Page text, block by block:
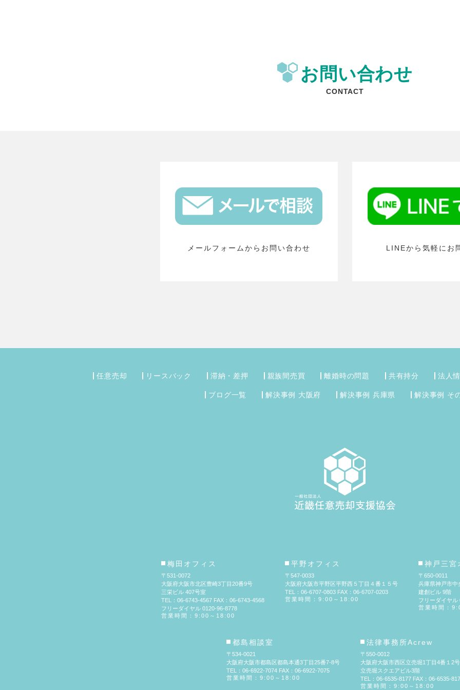
お問い合わせ
CONTACT
メールフォームから お問い合わせ LINEから気軽に お
任意売却 リースバック 滞納・差押 親族間売買 離婚時の問題 共有持分 法人
ブログ一覧 解決事例 大阪府 解決事例 兵庫県 解決事例 そ
梅田オフィス
〒531-0072
大阪府大阪市北区豊崎3丁目20番9号
三栄ビル 407号室
TEL：06-6743-4567 FAX：06-6743-4568
フリーダイヤル 0120-96-8778
営業時間：9:00～18:00
平野オフィス
〒547-0033
大阪府大阪市平野区平野西５丁目４番１５号
TEL：06-6707-0803 FAX：06-6707-0203
営業時間：9:00～18:00
神戸三宮
〒650-0011
兵庫県神戸市中
建創ビル 9階
フリーダイヤル
営業時間：
都島相談室
〒534-0021
大阪府大阪市都島区都島本通3丁目25番7-8号
TEL：06-6922-7074 FAX：06-6922-7075
営業時間：9:00～18:00
法律事務所Acrew
〒550-0012
大阪府大阪市西区立売堀1丁目4番１2号
立売堀スクエアビル3階
TEL：06-6535-8177 FAX：06-6535-
営業時間：9:00～18:00